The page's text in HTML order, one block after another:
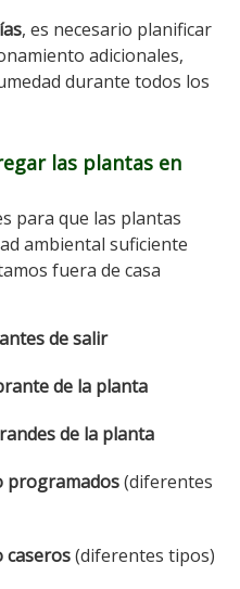
, es necesario planificar
adicionales,
durante todos los
las plantas en
para que las plantas
ambiental suficiente
fuera de casa
de salir
de la planta
de la planta
programados(diferentes
caseros(diferentes tipos)